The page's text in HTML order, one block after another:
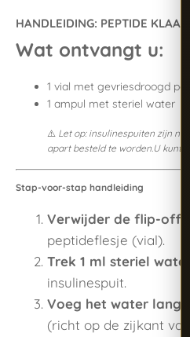
HANDLEIDING: PEPTIDE
Wat ontvangt u:
1 vial met gevriesdroogd
1 ampul met steriel water
⚠️ Let op: insulinespuiten zijn
apart besteld te worden.U kunt
Stap-voor-stap handleiding
Verwijder de flip-off
peptideflesje (vial).
Trek 1 ml steriel water
insulinespuit.
Voeg het water
(richt op de zijkant